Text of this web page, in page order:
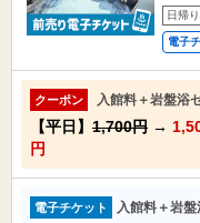
日帰り
電子
クーポン 入館料＋岩盤浴
【平日】 1,700円 →
円
電子チケット 入館料＋岩